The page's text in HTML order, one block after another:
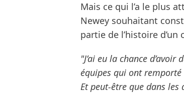
Mais ce qui l’a le plus
Newey souhaitant
partie de l’histoire
"J’ai eu la chance
équipes qui ont
Et peut-être que dans